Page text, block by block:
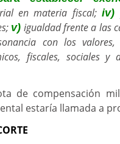
en materia fiscal; iv)
v)igualdad frente a las
con los
fiscales, sociales y
de compensación
estaría llamada a